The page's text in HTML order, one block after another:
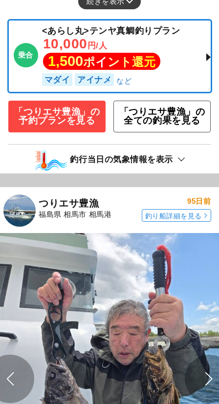
乗合
<あらし丸>テンヤ真鯛釣りプラン
10,000 円/人
1,500ポイント還元
マダイ アイナメ
「つりエサ豊漁」の
予約プランを見る
「つりエサ豊漁」の
全ての釣果を見る
釣行当日の気象情報を表示
つりエサ豊漁
福島県 相馬市 相馬港
95日前
釣り船詳細を見る